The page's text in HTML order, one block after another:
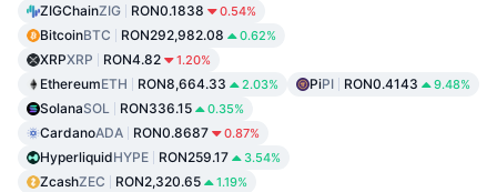
ZIGChainZIG RON0.1838 0.54%
BitcoinBTC RON292,982.08 0.62%
XRPXRP RON4.82 1.20%
EthereumETH RON8,664.33 2.03% PiPI RON0.4143 9.48%
SolanaSOL RON336.15 0.35%
CardanoADA RON0.8687 0.87%
HyperliquidHYPE RON259.17 3.54%
ZcashZEC RON2,320.65 1.19%